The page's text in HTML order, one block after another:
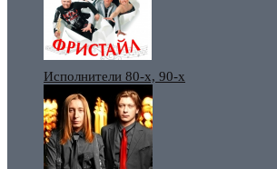
Исполнители 80-х, 90-х